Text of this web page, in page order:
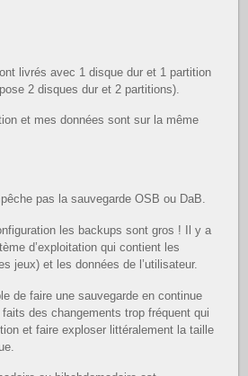
livrés avec 1 disque dur et 1 partition
2 disques dur et 2 partitions).
et mes données sont sur la même
pas la sauvegarde OSB ou DaB.
les backups sont gros ! Il y a
d’exploitation qui contient les
jeux) et les données de l’utilisateur.
de faire une sauvegarde en continue
des changements trop fréquent qui
et faire exploser littéralement la taille